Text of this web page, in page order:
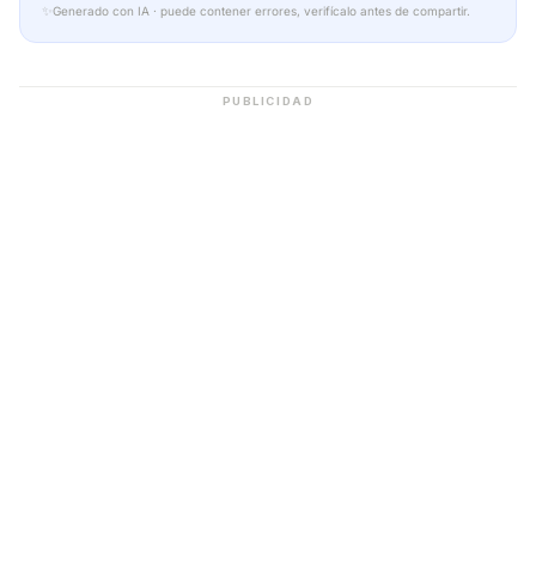
✨ Generado con IA · puede contener errores, verifícalo antes de compartir.
PUBLICIDAD